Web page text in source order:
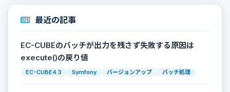
最近の記事
EC-CUBEのバッチが出力を残さず失敗する原因は
execute()の戻り値
EC-CUBE4.3 Symfony バージョンアップ バッチ処理